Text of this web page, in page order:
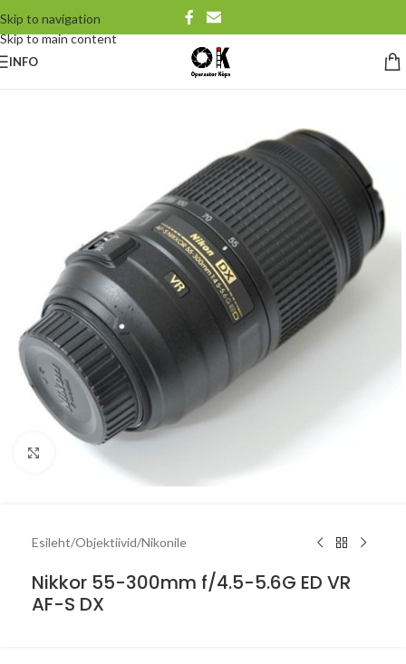
Skip to navigation
Skip to main content
INFO
Click to enlarge
Esileht/Objektiivid/Nikonile
Nikkor 55-300mm f/4.5-5.6G ED VR
AF-S DX